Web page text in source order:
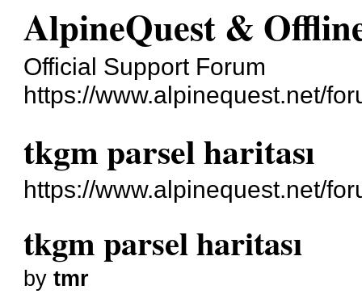
AlpineQuest &
Official Support Forum
https://www.alpinequest.net/
tkgm parsel haritası
https://www.alpinequest.net/
tkgm parsel haritası
bytmr